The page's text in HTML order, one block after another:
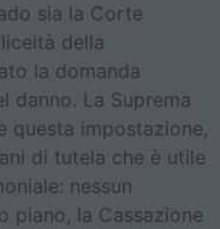
sia la Corte
della
la domanda
La Suprema
questa impostazione,
di tutela che è utile
nessun
piano, la Cassazione